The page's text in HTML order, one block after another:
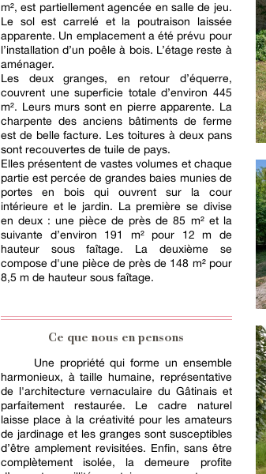
m², est partiellement agencée en salle de jeu.
Le sol est carrelé et la poutraison laissée
apparente. Un emplacement a été prévu pour
l’installation d’un poêle à bois. L’étage reste à
aménager.
Les deux granges, en retour d’équerre,
couvrent une superficie totale d’environ 445
m². Leurs murs sont en pierre apparente. La
charpente des anciens bâtiments de ferme
est de belle facture. Les toitures à deux pans
sont recouvertes de tuile de pays.
Elles présentent de vastes volumes et chaque
partie est percée de grandes baies munies de
portes en bois qui ouvrent sur la cour
intérieure et le jardin. La première se divise
en deux : une pièce de près de 85 m² et la
suivante d’environ 191 m² pour 12 m de
hauteur sous faîtage. La deuxième se
compose d'une pièce de près de 148 m² pour
8,5 m de hauteur sous faîtage.
Ce que nous en pensons
Une propriété qui forme un ensemble
harmonieux, à taille humaine, représentative
de l'architecture vernaculaire du Gâtinais et
parfaitement restaurée. Le cadre naturel
laisse place à la créativité pour les amateurs
de jardinage et les granges sont susceptibles
d’être amplement revisitées. Enfin, sans être
complètement isolée, la demeure profite